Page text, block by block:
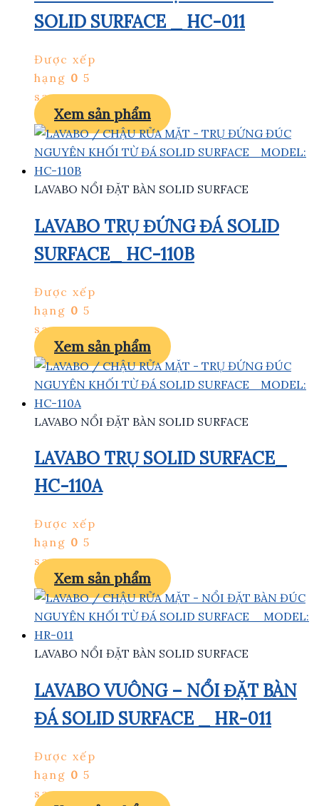
SOLID SURFACE _ HC-011
Được xếp
hạng 0 5
sao
Xem sản phẩm
LAVABO NỔI ĐẶT BÀN SOLID SURFACE
LAVABO TRỤ ĐỨNG ĐÁ SOLID
SURFACE_ HC-110B
Được xếp
hạng 0 5
sao
Xem sản phẩm
LAVABO NỔI ĐẶT BÀN SOLID SURFACE
LAVABO TRỤ SOLID SURFACE_
HC-110A
Được xếp
hạng 0 5
sao
Xem sản phẩm
LAVABO NỔI ĐẶT BÀN SOLID SURFACE
LAVABO VUÔNG – NỔI ĐẶT BÀN
ĐÁ SOLID SURFACE _ HR-011
Được xếp
hạng 0 5
sao